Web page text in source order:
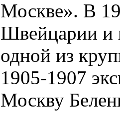
Москве». В
Швейцарии и
одной из
1905-1907
Москву